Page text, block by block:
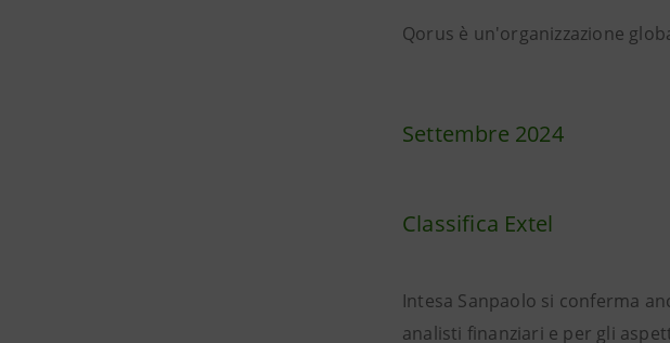
Qorus è un'organizzazione
Settembre 2024
Classifica Extel
Intesa Sanpaolo si conferma
analisti finanziari e per gli